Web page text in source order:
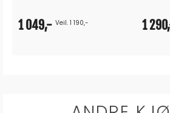
1 049,- Veil. 1 190,- 1